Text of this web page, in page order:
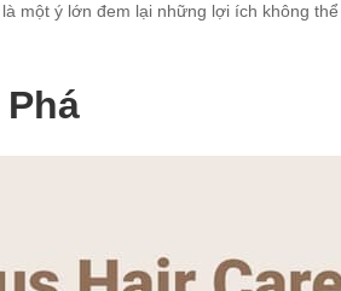
một ý lớn đem lại những lợi ích không